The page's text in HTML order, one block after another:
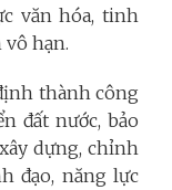
văn hóa, tinh
hạn.
thành công
đất nước, bảo
dựng, chỉnh
đạo, năng lực